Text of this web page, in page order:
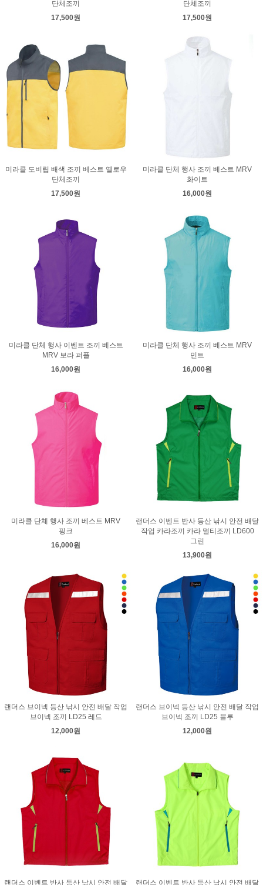
단체조끼
17,500원
단체조끼
17,500원
미라클 도비립 배색 조끼 베스트 옐로우
단체조끼
17,500원
미라클 단체 행사 조끼 베스트 MRV
화이트
16,000원
미라클 단체 행사 이벤트 조끼 베스트
MRV 보라 퍼플
16,000원
미라클 단체 행사 조끼 베스트 MRV
민트
16,000원
미라클 단체 행사 조끼 베스트 MRV
핑크
16,000원
랜더스 이벤트 반사 등산 낚시 안전 배달
작업 카라조끼 카라 멀티조끼 LD600
그린
13,900원
랜더스 브이넥 등산 낚시 안전 배달 작업
브이넥 조끼 LD25 레드
12,000원
랜더스 브이넥 등산 낚시 안전 배달 작업
브이넥 조끼 LD25 블루
12,000원
랜더스 이벤트 반사 등산 낚시 안전 배달
랜더스 이벤트 반사 등산 낚시 안전 배달